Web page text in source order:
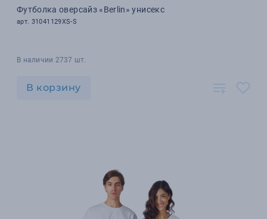
Футболка оверсайз «Berlin» унисекс
арт. 31041129XS-S
В наличии 2737 шт.
В корзину